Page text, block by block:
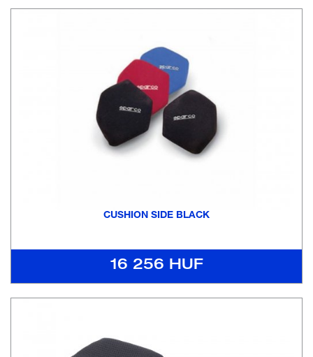
CUSHION SIDE BLACK
16 256 HUF